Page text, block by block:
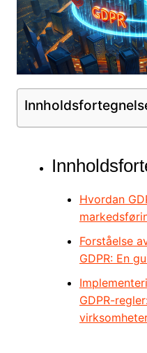
Hvordan
Forståelse
GDPR: En
GDPR-